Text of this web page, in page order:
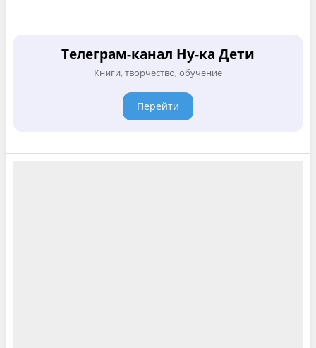
Телеграм-канал Ну-ка Дети
Книги, творчество, обучение
Перейти